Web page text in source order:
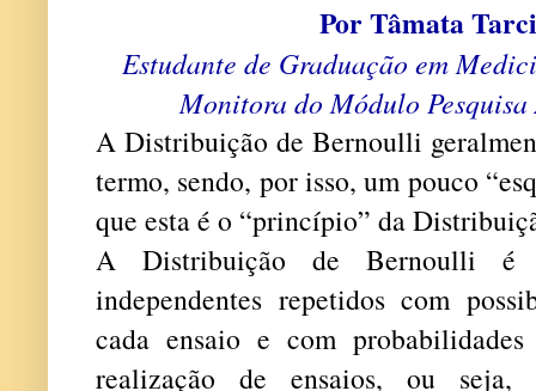
Por Tâmata
Estudante de Graduação em
Monitora do Módulo
A Distribuição de Bernoulli
termo, sendo, por isso, um pouco
que esta é o “princípio” da
A Distribuição de Bernoulli é
independentes repetidos com
cada ensaio e com
realização de ensaios, ou seja,